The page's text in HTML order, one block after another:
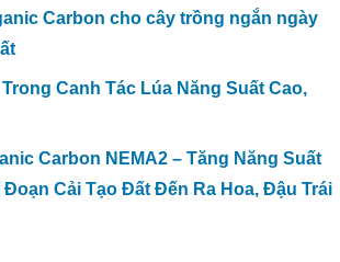
Carbon cho cây trồng ngắn ngày
Canh Tác Lúa Năng Suất Cao,
Carbon NEMA2 – Tăng Năng Suất
Cải Tạo Đất Đến Ra Hoa, Đậu Trái